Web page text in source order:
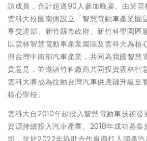
訪成員，合計超過90人參加晚宴。由於
雲科大校園南側設立「智慧電動車產業園
享交通部、新竹縣市政府、新竹科學園區
以雲林智慧電動車產業園區及雲科大為
與台灣中南部汽車產業，共同為我國智慧
貴意見，並邀請竹科廠商共同投資雲林智
雲科大將成為拉動台灣汽車供應鏈升級至
核心學校。
雲科大自2010年起投入智慧電動車技術發
資源持續投入汽車產業。2018年成功募集